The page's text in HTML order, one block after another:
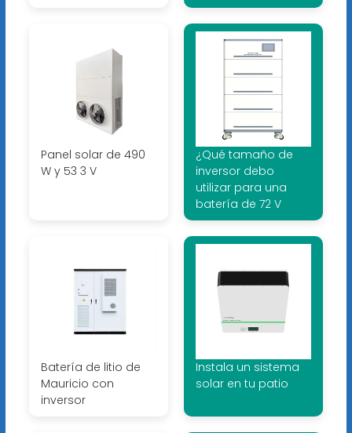
Panel solar de 490
W y 53 3 V
¿Qué tamaño de
inversor debo
utilizar para una
batería de 72 V
Batería de litio de
Mauricio con
inversor
Instala un sistema
solar en tu patio